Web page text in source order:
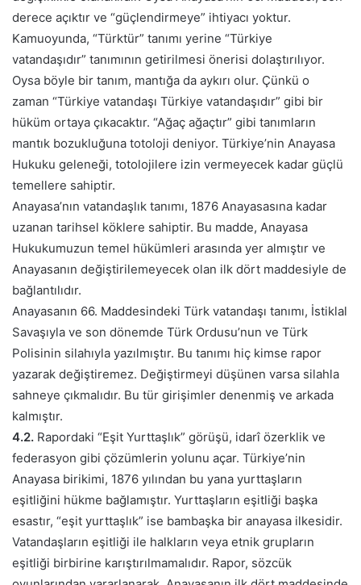
derece açıktır ve “güçlendirmeye” ihtiyacı yoktur.
Kamuoyunda, “Türktür” tanımı yerine “Türkiye
vatandaşıdır” tanımının getirilmesi önerisi dolaştırılıyor.
Oysa böyle bir tanım, mantığa da aykırı olur. Çünkü o
zaman “Türkiye vatandaşı Türkiye vatandaşıdır” gibi bir
hüküm ortaya çıkacaktır. “Ağaç ağaçtır” gibi tanımların
mantık bozukluğuna totoloji deniyor. Türkiye’nin Anayasa
Hukuku geleneği, totolojilere izin vermeyecek kadar güçlü
temellere sahiptir.
Anayasa’nın vatandaşlık tanımı, 1876 Anayasasına kadar
uzanan tarihsel köklere sahiptir. Bu madde, Anayasa
Hukukumuzun temel hükümleri arasında yer almıştır ve
Anayasanın değiştirilemeyecek olan ilk dört maddesiyle de
bağlantılıdır.
Anayasanın 66. Maddesindeki Türk vatandaşı tanımı, İstiklal
Savaşıyla ve son dönemde Türk Ordusu’nun ve Türk
Polisinin silahıyla yazılmıştır. Bu tanımı hiç kimse rapor
yazarak değiştiremez. Değiştirmeyi düşünen varsa silahla
sahneye çıkmalıdır. Bu tür girişimler denenmiş ve arkada
kalmıştır.
4.2. Rapordaki “Eşit Yurttaşlık” görüşü, idarî özerklik ve
federasyon gibi çözümlerin yolunu açar. Türkiye’nin
Anayasa birikimi, 1876 yılından bu yana yurttaşların
eşitliğini hükme bağlamıştır. Yurttaşların eşitliği başka
esastır, “eşit yurttaşlık” ise bambaşka bir anayasa ilkesidir.
Vatandaşların eşitliği ile halkların veya etnik grupların
eşitliği birbirine karıştırılmamalıdır. Rapor, sözcük